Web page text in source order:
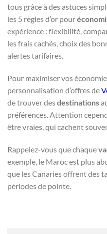
tous grâce à des astuces
les 5 règles d’or pour
expérience : flexibilité,
les frais cachés, choix des
alertes tarifaires.
Pour maximiser vos
personnalisation d’offres de
de trouver desdestinations
préférences. Attention
être vraies, qui cachent
Rappelez-vous que chaque
exemple, le Maroc est plus
que les Canaries offrent des
périodes de pointe.